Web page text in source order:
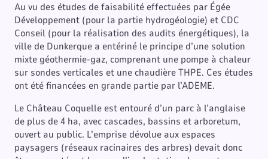
Au vu des études de faisabilité effectuées par Égée
Développement (pour la partie hydrogéologie) et CDC
Conseil (pour la réalisation des audits énergétiques), la
ville de Dunkerque a entériné le principe d’une solution
mixte géothermie-gaz, comprenant une pompe à chaleur
sur sondes verticales et une chaudière THPE. Ces études
ont été financées en grande partie par l’ADEME.
Le Château Coquelle est entouré d’un parc à l’anglaise
de plus de 4 ha, avec cascades, bassins et arboretum,
ouvert au public. L’emprise dévolue aux espaces
paysagers (réseaux racinaires des arbres) devait donc